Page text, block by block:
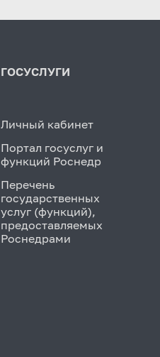
ГОСУСЛУГИ
Личный кабинет
Портал госуслуг и
функций Роснедр
Перечень
государственных
услуг (функций),
предоставляемых
Роснедрами